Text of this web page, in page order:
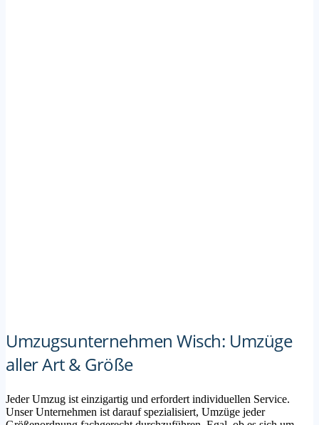
Umzugsunternehmen Wisch: Umzüge
aller Art & Größe
Jeder Umzug ist einzigartig und erfordert individuellen Service.
Unser Unternehmen ist darauf spezialisiert, Umzüge jeder